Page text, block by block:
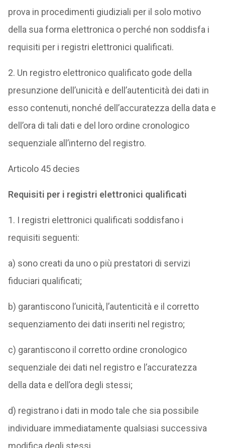
prova in procedimenti giudiziali per il solo motivo
della sua forma elettronica o perché non soddisfa i
requisiti per i registri elettronici qualificati.
2. Un registro elettronico qualificato gode della
presunzione dell’unicità e dell’autenticità dei dati in
esso contenuti, nonché dell’accuratezza della data e
dell’ora di tali dati e del loro ordine cronologico
sequenziale all’interno del registro.
Articolo 45 decies
Requisiti per i registri elettronici qualificati
1. I registri elettronici qualificati soddisfano i
requisiti seguenti:
a) sono creati da uno o più prestatori di servizi
fiduciari qualificati;
b) garantiscono l’unicità, l’autenticità e il corretto
sequenziamento dei dati inseriti nel registro;
c) garantiscono il corretto ordine cronologico
sequenziale dei dati nel registro e l’accuratezza
della data e dell’ora degli stessi;
d) registrano i dati in modo tale che sia possibile
individuare immediatamente qualsiasi successiva
modifica degli stessi.